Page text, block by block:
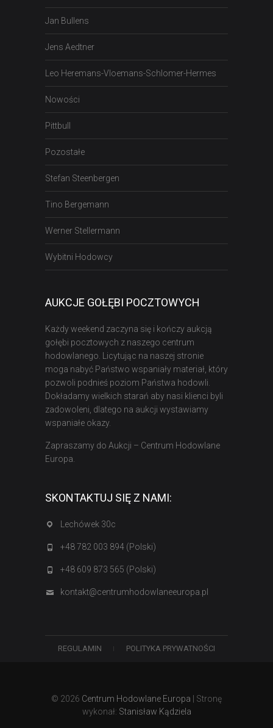
Jan Bullens
Jens Aedtner
Leo Heremans-Vloemans-Schlomer-Hermes
Nowości
Pittbull
Pozostałe
Stefan Steenbergen
Tino Bergemann
Werner Stellermann
Wybitni Hodowcy
AUKCJE GOŁĘBI POCZTOWYCH
Każdy weekend zaczyna się i kończy aukcją
gołębi pocztowych z naszego centrum
hodowlanego. Licytując na naszej stronie
moga nabyć Państwo wspaniały materiał, który
pozwoli podnieś poziom Państwa hodowli.
Dokładamy wielkich starań aby nasi klienci byli
zadowoleni, dlatego na aukcji wystawiamy
wspaniałe okazy.
Zapraszamy do Aukcji – Centrum Hodowlane
Europa.
SKONTAKTUJ SIĘ Z NAMI:
Lechówek 30c
+48 782 003 894 (Polski)
+48 609 873 565 (Polski)
kontakt@centrumhodowlaneeuropa.pl
REGULAMIN POLITYKA PRYWATNOŚCI
© 2026 Centrum Hodowlane Europa | Stronę
wykonał: Stanisław Kądziela